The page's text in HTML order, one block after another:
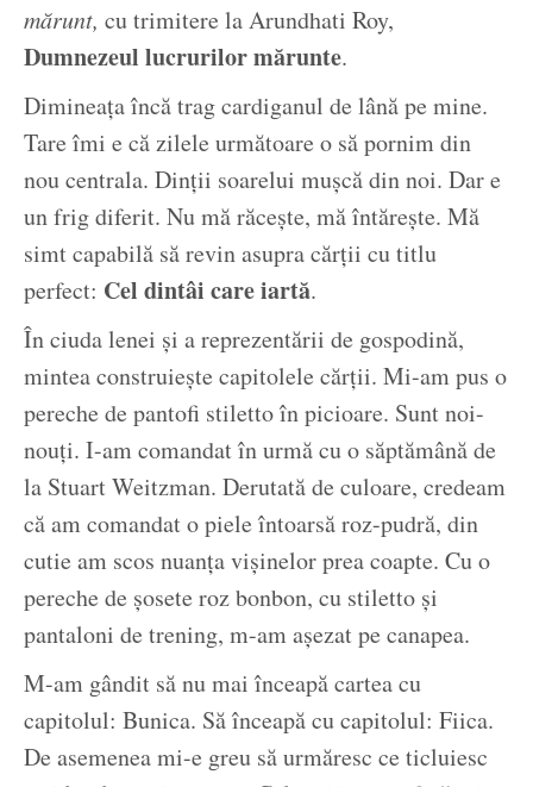
mărunt, cu trimitere la Arundhati Roy,
Dumnezeul lucrurilor mărunte.
Dimineața încă trag cardiganul de lână pe mine.
Tare îmi e că zilele următoare o să pornim din
nou centrala. Dinții soarelui mușcă din noi. Dar e
un frig diferit. Nu mă răcește, mă întărește. Mă
simt capabilă să revin asupra cărții cu titlu
perfect: Cel dintâi care iartă.
În ciuda lenei și a reprezentării de gospodină,
mintea construiește capitolele cărții. Mi-am pus o
pereche de pantofi stiletto în picioare. Sunt noi-
nouți. I-am comandat în urmă cu o săptămână de
la Stuart Weitzman. Derutată de culoare, credeam
că am comandat o piele întoarsă roz-pudră, din
cutie am scos nuanța vișinelor prea coapte. Cu o
pereche de șosete roz bonbon, cu stiletto și
pantaloni de trening, m-am așezat pe canapea.
M-am gândit să nu mai înceapă cartea cu
capitolul: Bunica. Să înceapă cu capitolul: Fiica.
De asemenea mi-e greu să urmăresc ce ticluiesc